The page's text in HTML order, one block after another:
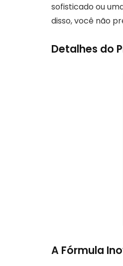
sofisticado ou
disso, você não
Detalhes do
A Fórmula